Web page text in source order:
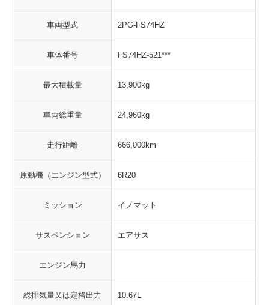
車両型式 2PG-FS74HZ
車体番号 FS74HZ-521***
最大積載量 13,900kg
車両総重量 24,960kg
走行距離 666,000km
原動機（エンジン型式） 6R20
ミッション イノマット
サスペンション エアサス
エンジン馬力
総排気量又は定格出力 10.67L